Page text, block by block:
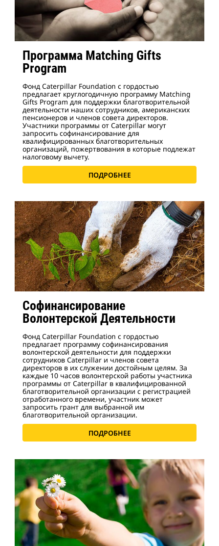
Программа Matching Gifts
Program
Фонд Caterpillar Foundation с гордостью
предлагает круглогодичную программу Matching
Gifts Program для поддержки благотворительной
деятельности наших сотрудников, американских
пенсионеров и членов совета директоров.
Участники программы от Caterpillar могут
запросить софинансирование для
квалифицированных благотворительных
организаций, пожертвования в которые подлежат
налоговому вычету.
ПОДРОБНЕЕ
Софинансирование
Волонтерской Деятельности
Фонд Caterpillar Foundation с гордостью
предлагает программу софинансирования
волонтерской деятельности для поддержки
сотрудников Caterpillar и членов совета
директоров в их служении достойным целям. За
каждые 10 часов волонтерской работы участника
программы от Caterpillar в квалифицированной
благотворительной организации с регистрацией
отработанного времени, участник может
запросить грант для выбранной им
благотворительной организации.
ПОДРОБНЕЕ